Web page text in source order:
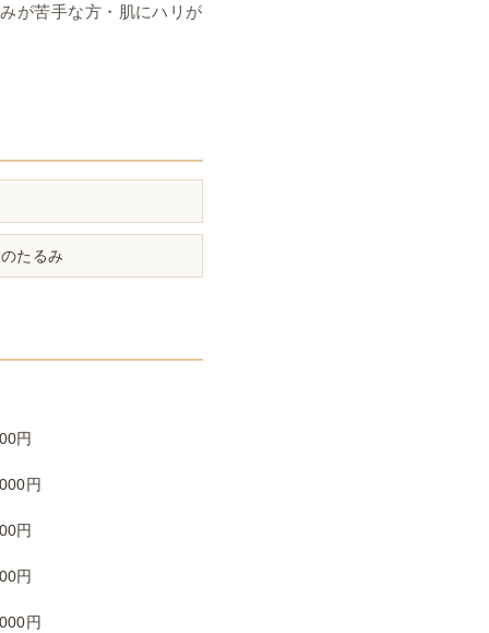
が苦手な方・肌にハリが
たるみ
円
円
円
円
円